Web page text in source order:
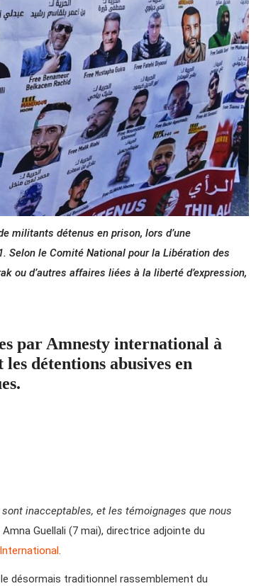
militants détenus en prison, lors d’une
Selon le Comité National pour la Libération des
ou d’autres affaires liées à la liberté d’expression,
par Amnesty international à
détentions abusives en
inacceptables, et les témoignages que nous
Amna Guellali (7 mai), directrice adjointe du
.
désormais traditionnel rassemblement du